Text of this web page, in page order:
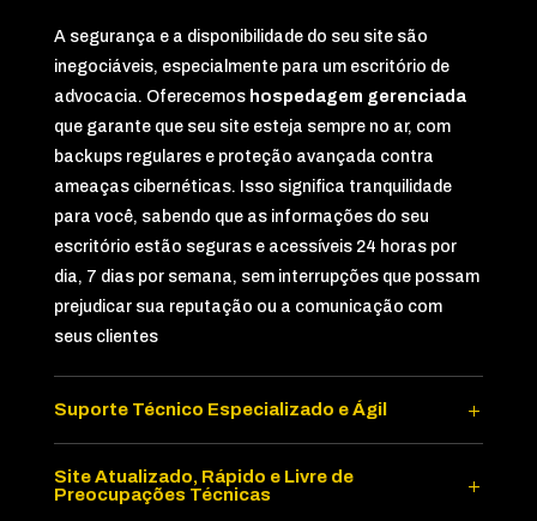
A segurança e a disponibilidade do seu site são
inegociáveis, especialmente para um escritório de
advocacia. Oferecemos hospedagem gerenciada
que garante que seu site esteja sempre no ar, com
backups regulares e proteção avançada contra
ameaças cibernéticas. Isso significa tranquilidade
para você, sabendo que as informações do seu
escritório estão seguras e acessíveis 24 horas por
dia, 7 dias por semana, sem interrupções que possam
prejudicar sua reputação ou a comunicação com
seus clientes
Suporte Técnico Especializado e Ágil
Site Atualizado, Rápido e Livre de
Preocupações Técnicas